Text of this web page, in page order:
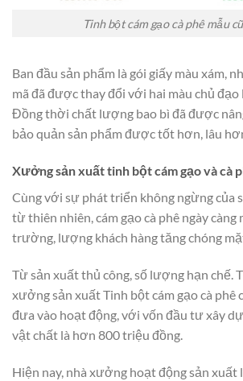
Tinh bột cám gạo cà phê mẫu
Ban đầu sản phẩm là gói giấy màu xám,
mã đã được thay đổi với hai màu chủ đạo
Đồng thời chất lượng bao bì đã được
bảo quản sản phẩm được tốt hơn, lâu
Xưởng sản xuất tinh bột cám gạo và cà
Cùng với sự phát triển không ngừng của
từ thiên nhiên, cám gạo cà phê ngày càng
trường, lượng khách hàng tăng chóng
Từ sản xuất thủ công, số lượng hạn chế.
xưởng sản xuất Tinh bột cám gạo cà
đưa vào hoạt động, với vốn đầu tư xây
vật chất là hơn 800 triệu đồng.
Hiện nay, nhà xưởng hoạt động sản xuất